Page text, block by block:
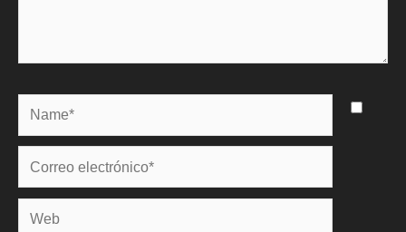
Name*
Correo
electrónico*
Web